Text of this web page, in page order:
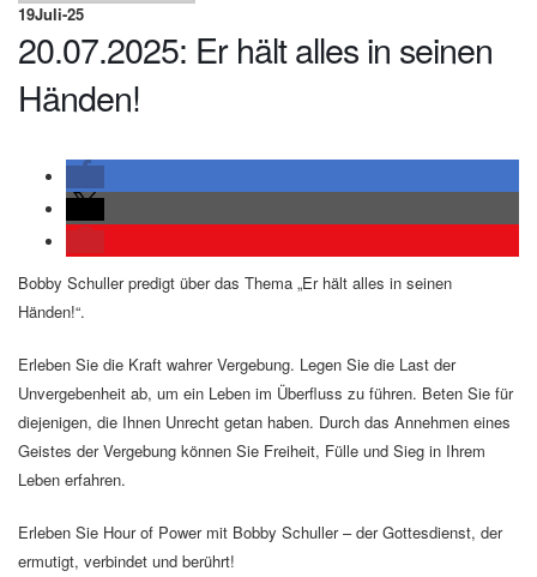
19Juli-25
20.07.2025: Er hält alles in seinen
Händen!
Bobby Schuller predigt über das Thema „Er hält alles in seinen
Händen!“.
Erleben Sie die Kraft wahrer Vergebung. Legen Sie die Last der
Unvergebenheit ab, um ein Leben im Überfluss zu führen. Beten Sie für
diejenigen, die Ihnen Unrecht getan haben. Durch das Annehmen eines
Geistes der Vergebung können Sie Freiheit, Fülle und Sieg in Ihrem
Leben erfahren.
Erleben Sie Hour of Power mit Bobby Schuller – der Gottesdienst, der
ermutigt, verbindet und berührt!